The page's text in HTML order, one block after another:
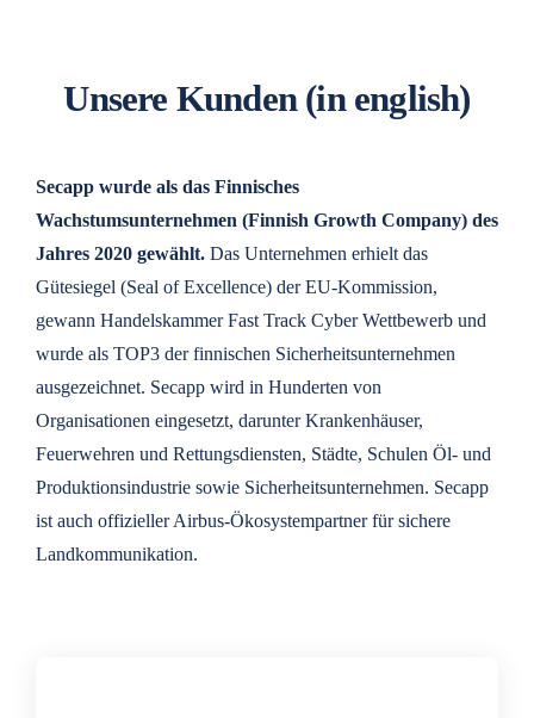
Unsere Kunden (in english)
Secapp wurde als das Finnisches
Wachstumsunternehmen (Finnish Growth Company) des
Jahres 2020 gewählt.Das Unternehmen erhielt das
Gütesiegel (Seal of Excellence) der EU-Kommission,
gewann Handelskammer Fast Track Cyber Wettbewerb und
wurde als TOP3 der finnischen Sicherheitsunternehmen
ausgezeichnet. Secapp wird in Hunderten von
Organisationen eingesetzt, darunter Krankenhäuser,
Feuerwehren und Rettungsdiensten, Städte, Schulen Öl- und
Produktionsindustrie sowie Sicherheitsunternehmen. Secapp
ist auch offizieller Airbus-Ökosystempartner für sichere
Landkommunikation.